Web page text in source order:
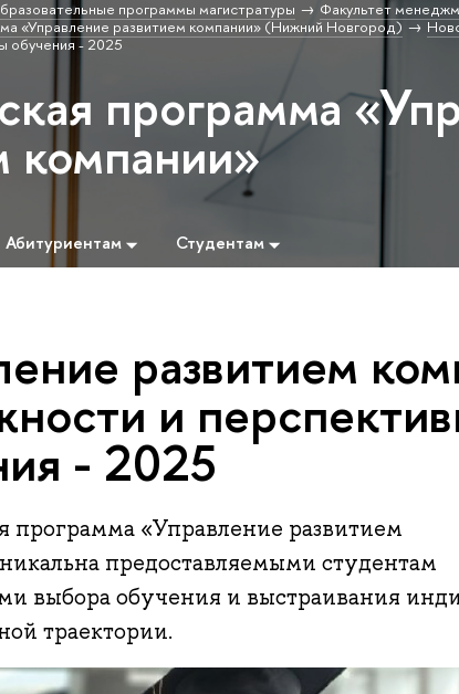
программы магистратуры
Факультет
«Управление развитием компании» (Нижний Новгород)
обучения - 2025
программа
компании»
Абитуриентам Студентам
развитием
и
- 2025
программа «Управление развитием
предоставляемыми студентам
выбора обучения и выстраивания
траектории.